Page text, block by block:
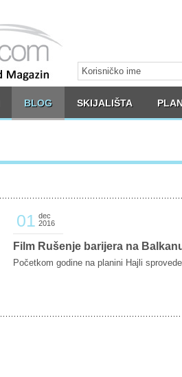
BLOG SKIJALIŠTA
01 dec
2016
Film Rušenje barijera na
Početkom godine na planini Hajli